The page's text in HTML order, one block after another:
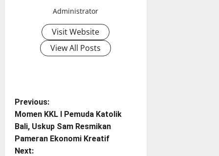
Administrator
Visit Website
View All Posts
P
o
s
Previous:
Momen KKL I Pemuda Katolik
Bali, Uskup Sam Resmikan
Pameran Ekonomi Kreatif
Next: